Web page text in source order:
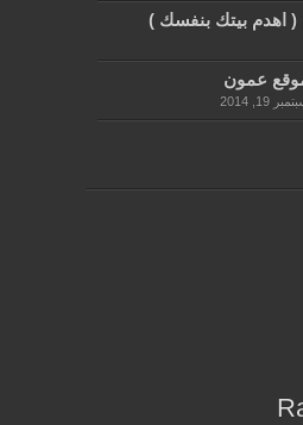
اهدم بيتك بنفسك )
عمون
19, 2014